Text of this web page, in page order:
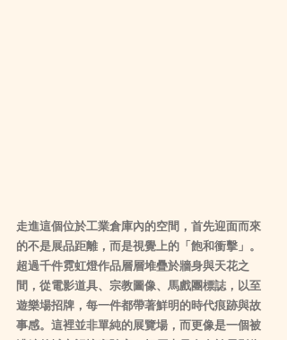
走進這個位於工業倉庫內的空間，首先迎面而來
的不是展品距離，而是視覺上的「飽和衝擊」。
超過千件霓虹燈作品層層堆疊於牆身與天花之
間，從電影道具、宗教圖像、馬戲團標誌，以至
遊樂場招牌，每一件都帶著鮮明的時代痕跡與故
事感。這裡並非單純的展覽場，而更像是一個被